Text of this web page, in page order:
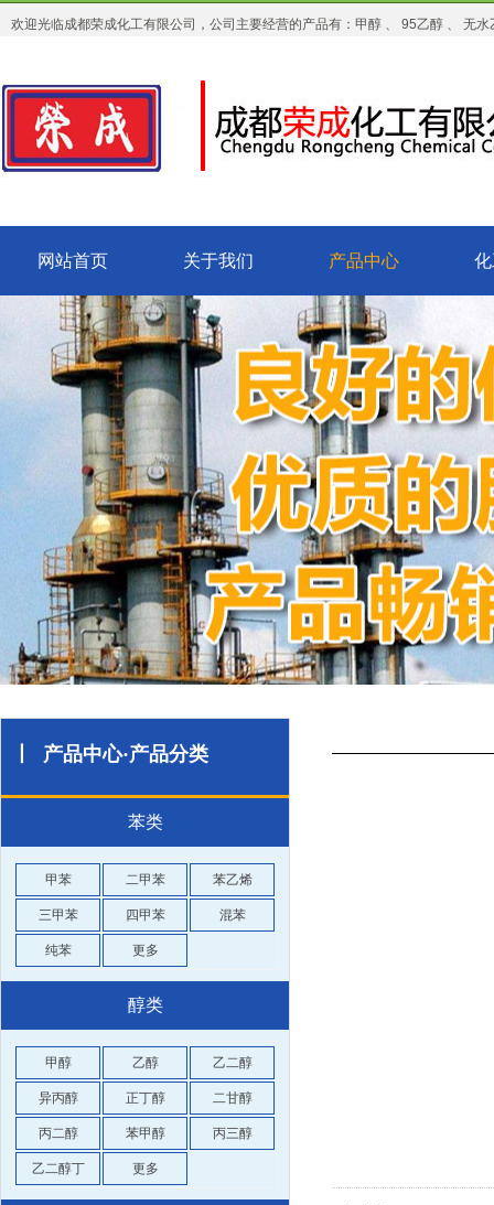
欢迎光临成都荣成化工有限公司，公司主要经营的产品有：甲醇 、 95乙醇 、 无
网站首页 关于我们 产品中心
丨 产品中心·产品分类
苯类
甲苯 二甲苯 苯乙烯
三甲苯 四甲苯 混苯
纯苯 更多
醇类
甲醇 乙醇 乙二醇
异丙醇 正丁醇 二甘醇
丙二醇 苯甲醇 丙三醇
乙二醇丁 更多